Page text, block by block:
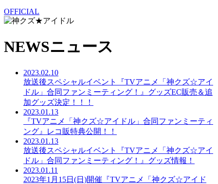
OFFICIAL
NEWSニュース
2023.02.10
放送後スペシャルイベント『TVアニメ「神クズ☆アイ
ドル」合同ファンミーティング！』グッズEC販売＆追
加グッズ決定！！！
2023.01.13
『TVアニメ「神クズ☆アイドル」合同ファンミーティ
ング』レコ販特典公開！！
2023.01.13
放送後スペシャルイベント『TVアニメ「神クズ☆アイ
ドル」合同ファンミーティング！』グッズ情報！
2023.01.11
2023年1月15日(日)開催『TVアニメ「神クズ☆アイド